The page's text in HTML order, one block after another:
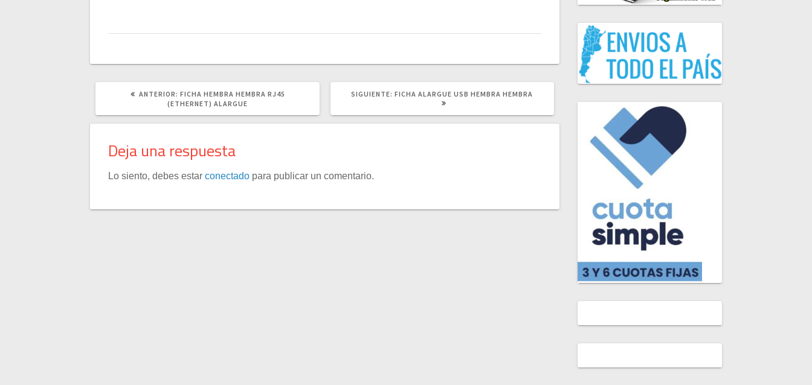
ANTERIOR: POST
ANTERIOR:
FICHA HEMBRA HEMBRA RJ45
(ETHERNET) ALARGUE
SIGUIENTE: SIGUIENTE
FICHA ALARGUE USB HEMBRA HEMBRA
Deja una respuesta
Lo siento, debes estarconectado para publicar un comentario.